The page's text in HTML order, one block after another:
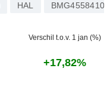
HAL
Verschil t.o.v. 1 jan (%)
+17,82%